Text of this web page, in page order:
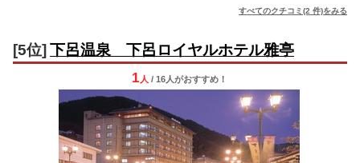
すべてのクチコミ(2 件)をみる
[5位] 下呂温泉 下呂ロイヤルホテル雅亭
1 人 / 16人がおすすめ！